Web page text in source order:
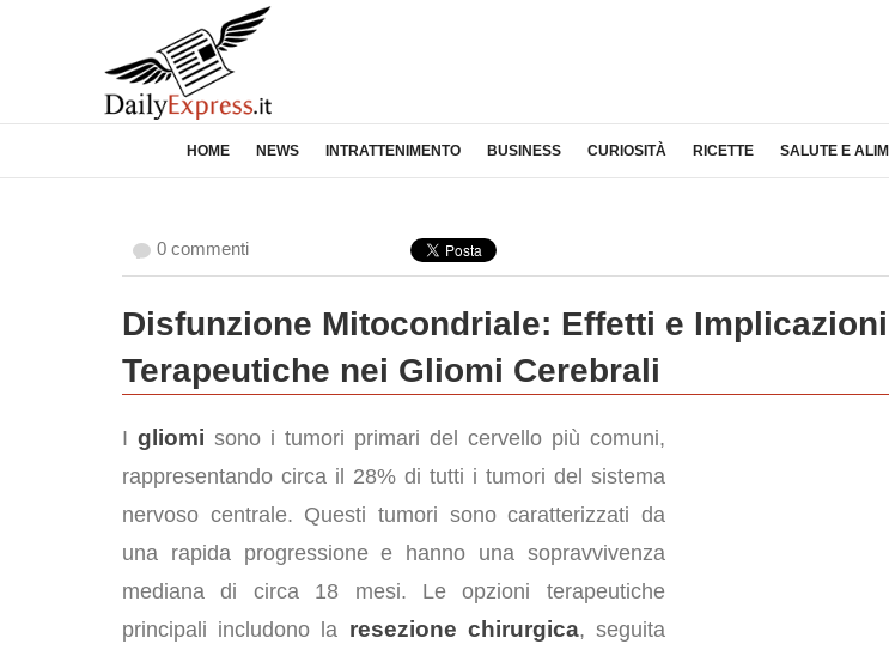
HOME NEWS INTRATTENIMENTO BUSINESS CURIOSITÀ RICETTE SALUTE E
0 commenti
Disfunzione Mitocondriale: Effetti e Implicazioni
Terapeutiche nei Gliomi Cerebrali
I gliomi sono i tumori primari del cervello più comuni,
rappresentando circa il 28% di tutti i tumori del sistema
nervoso centrale. Questi tumori sono caratterizzati da
una rapida progressione e hanno una sopravvivenza
mediana di circa 18 mesi. Le opzioni terapeutiche
principali includono la resezione chirurgica, seguita